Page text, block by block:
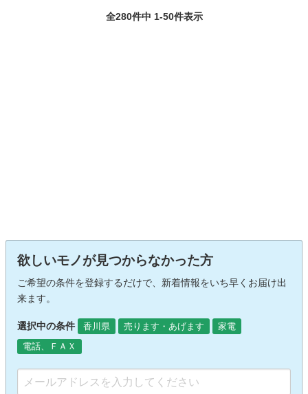
全280件中 1-50件表示
欲しいモノが見つからなかった方
ご希望の条件を登録するだけで、新着情報をいち早くお届け出
来ます。
選択中の条件 香川県 売ります・あげます
家電
電話、ＦＡＸ